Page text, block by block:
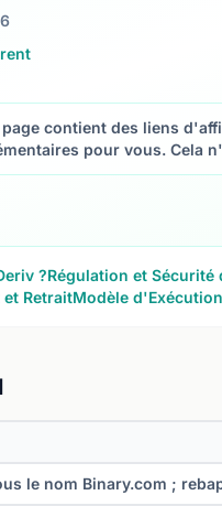
page contient des liens
pour vous. Cela
?Régulation et Sécurité
RetraitModèle d'Exécution
le nom Binary.com ;